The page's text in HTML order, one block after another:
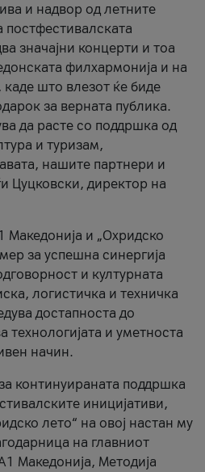
и надвор од летните
значајни концерти и тоа
филхармонија и на
што влезот ќе биде
за верната публика.
да расте со поддршка од
и туризам,
нашите партнери и
Цуцковски, директор на
Македонија и „Охридско
за успешна синергија
и културната
логистичка и техничка
достапноста до
технологијата и уметноста
начин.
континуираната поддршка
иницијативи,
лето“ на овој настан му
на главниот
Македонија, Методија